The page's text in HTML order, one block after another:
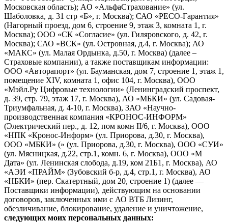
Московская область); AO «АльфаСтрахование» (ул.
Шаболовка, д. 31 стр «Б», г. Москва); САО «РЕСО-Гарантия»
(Нагорный проезд, дом 6, строение 9, этаж 3, комната 1, г.
Москва); ООО «СК «Согласие» (ул. Гиляровского, д. 42, г.
Москва); САО «ВСК» (ул. Островная, д.4, г. Москва); АО
«МАКС» (ул. Малая Ордынка, д.50, г. Москва) (далее –
Страховые компании), а также поставщикам информации:
ООО «Авторапорт» (ул. Бауманская, дом 7, строение 1, этаж 1,
помещение XIV, комната 1, офис 104, г. Москва), ООО
«Мэйл.Ру Цифровые технологии» (Ленинградский проспект,
д. 39, стр. 79, этаж 17, г. Москва), АО «МБКИ» (ул. Садовая-
Триумфальная, д. 4-10, г. Москва), ЗАО «Научно-
производственная компания «КРОНОС-ИНФОРМ»
(Электрический пер., д. 12, пом комн II/6, г. Москва), ООО
«НПК «Кронос-Информ» (ул. Приорова, д.30, г. Москва),
ООО «МБКИ» (» (ул. Приорова, д.30, г. Москва), ООО «СУИ»
(ул. Мясницкая, д.22, стр.1, комн. 6, г. Москва), ООО «М
Дата» (ул. Ленинская слобода, д.19, ком 21Б1, г. Москва), АО
«АЭИ «ПРАЙМ» (Зубовский б-р, д.4, стр.1, г. Москва), АО
«НБКИ» (пер. Скатертный, дом 20, строение 1) (далее —
Поставщики информации), действующим на основании
договоров, заключенных ими с АО ВТБ Лизинг,
обезличивание, блокирование, удаление и уничтожение,
следующих моих персональных данных: